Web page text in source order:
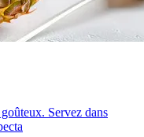
Servez dans